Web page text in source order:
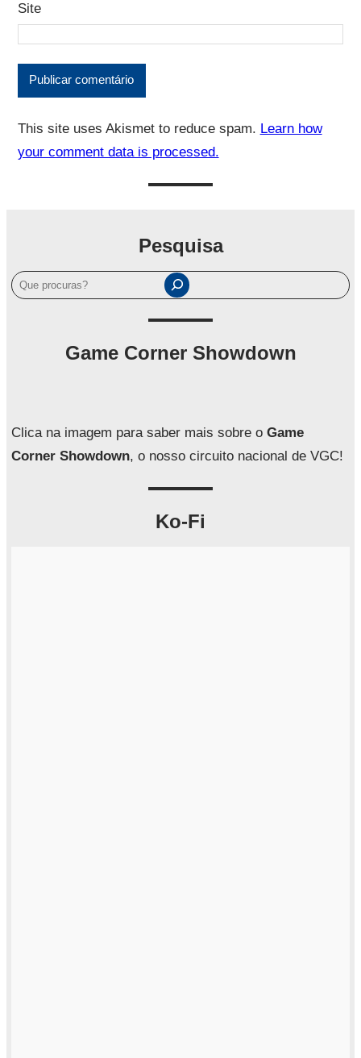
Site
This site uses Akismet to reduce spam. Learn how
your comment data is processed.
Pesquisa
P
e
a
r
Game Corner Showdown
Clica na imagem para saber mais sobre o Game
Corner Showdown, o nosso circuito nacional de VGC!
Ko-Fi